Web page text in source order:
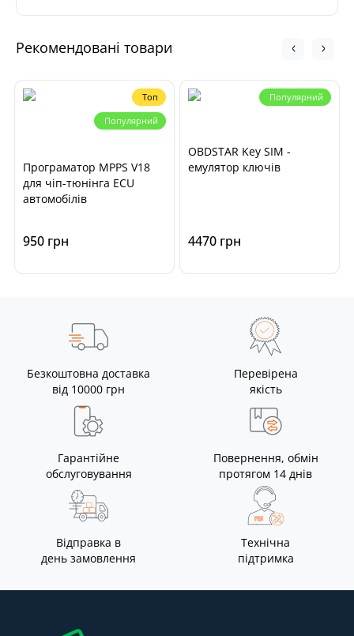
Рекомендовані товари
Топ
Популярний
Програматор MPPS V18
для чіп-тюнінга ECU
автомобілів
950 грн
Популярний
OBDSTAR Key SIM -
емулятор ключів
4470 грн
Безкоштовна доставка
від 10000 грн
Перевірена
якість
Гарантійне
обслуговування
Повернення, обмін
протягом 14 днів
Відправка в
день замовлення
Технічна
підтримка